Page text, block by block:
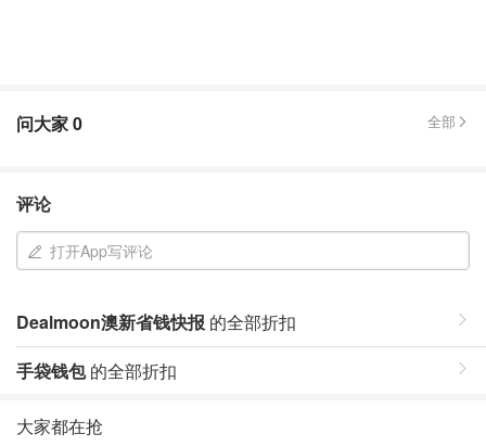
问大家0 全部
评论
打开App写评论
Dealmoon澳新省钱快报 的全部折扣
手袋钱包的全部折扣
大家都在抢